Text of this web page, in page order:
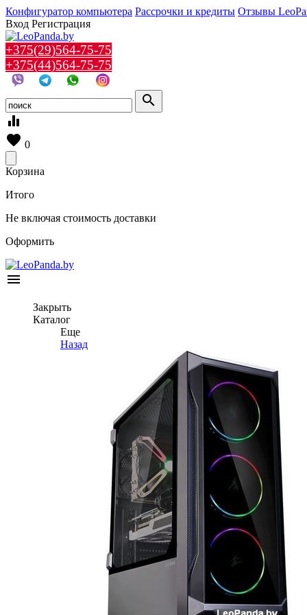
Конфигуратор компьютера Рассрочки и кредиты Отзывы
Вход Регистрация
+375(29)564-75-75
+375(44)564-75-75
search
equalizer
favorite 0
Корзина
Итого
Не включая стоимость доставки
Оформить
menu
Закрыть
Каталог
Еще
Назад